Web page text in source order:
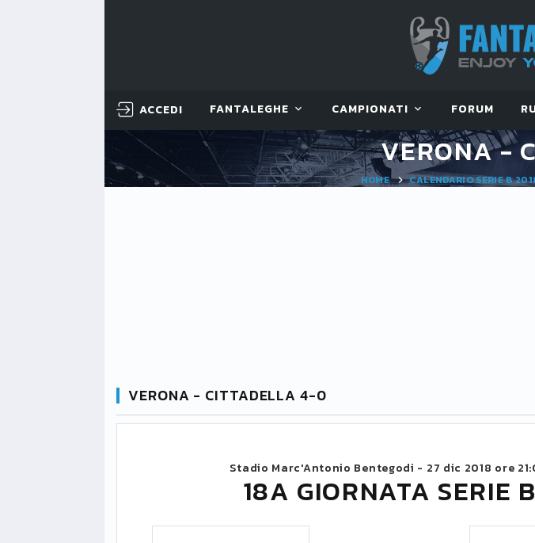
ACCEDI FANTALEGHE CAMPIONATI FORUM
VERONA -
HOME CALENDARIO SERIE B
VERONA - CITTADELLA 4-0
Stadio Marc'Antonio Bentegodi - 27 dic 2018 ore
18A GIORNATA SERIE B